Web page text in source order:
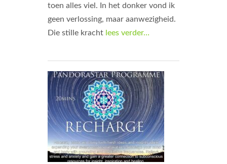
toen alles viel. In het donker vond ik
geen verlossing, maar aanwezigheid.
Die stille kracht lees verder…